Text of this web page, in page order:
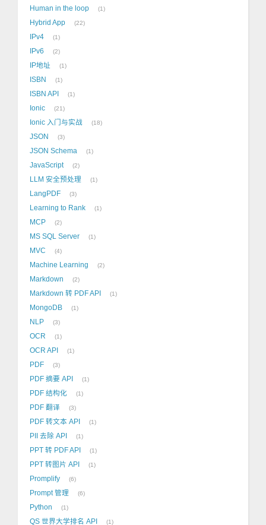
Human in the loop 1
Hybrid App 22
IPv4 1
IPv6 2
IP地址 1
ISBN 1
ISBN API 1
Ionic 21
Ionic 入门与实战 18
JSON 3
JSON Schema 1
JavaScript 2
LLM 安全预处理 1
LangPDF 3
Learning to Rank 1
MCP 2
MS SQL Server 1
MVC 4
Machine Learning 2
Markdown 2
Markdown 转 PDF API 1
MongoDB 1
NLP 3
OCR 1
OCR API 1
PDF 3
PDF 摘要 API 1
PDF 结构化 1
PDF 翻译 3
PDF 转文本 API 1
PII 去除 API 1
PPT 转 PDF API 1
PPT 转图片 API 1
Promplify 6
Prompt 管理 6
Python 1
QS 世界大学排名 API 1